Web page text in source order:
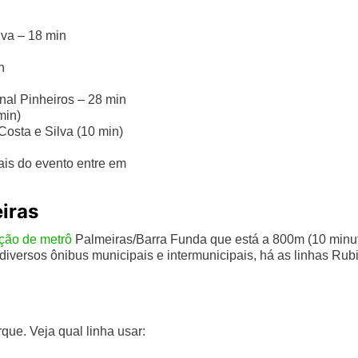
– 18 min
Pinheiros – 28 min
e Silva (10 min)
do evento entre em
de metrô Palmeiras/Barra Funda que está a 800m (10
ônibus municipais e intermunicipais, há as linhas
Veja qual linha usar: